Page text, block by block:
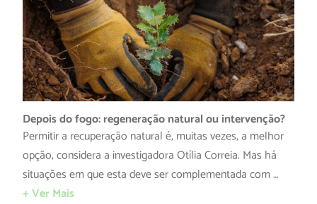
Depois do fogo: regeneração natural ou intervenção?
Permitir a recuperação natural é, muitas vezes, a melhor
opção, considera a investigadora Otília Correia. Mas há
situações em que esta deve ser complementada com …
+ Ver Mais